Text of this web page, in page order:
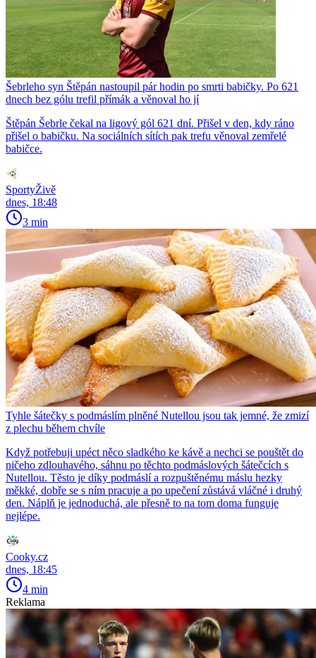
Šebrleho syn Štěpán nastoupil pár hodin po smrti babičky. Po 621
dnech bez gólu trefil přímák a věnoval ho jí
Štěpán Šebrle čekal na ligový gól 621 dní. Přišel v den, kdy ráno
přišel o babičku. Na sociálních sítích pak trefu věnoval zemřelé
babičce.
SportyŽivě
dnes, 18:48
3 min
Tyhle šátečky s podmáslím plněné Nutellou jsou tak jemné, že zmizí
z plechu během chvíle
Když potřebuji upéct něco sladkého ke kávě a nechci se pouštět do
ničeho zdlouhavého, sáhnu po těchto podmáslových šátečcích s
Nutellou. Těsto je díky podmáslí a rozpuštěnému máslu hezky
měkké, dobře se s ním pracuje a po upečení zůstává vláčné i druhý
den. Náplň je jednoduchá, ale přesně to na tom doma funguje
nejlépe.
Cooky.cz
dnes, 18:45
4 min
Reklama